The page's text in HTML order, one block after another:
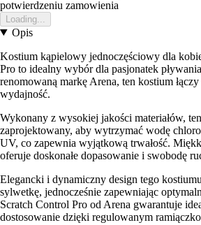
potwierdzeniu zamowienia
Loading...
Opis
Kostium kąpielowy jednoczęściowy dla
Pro to idealny wybór dla pasjonatek
renomowaną markę Arena, ten kostium
wydajność.
Wykonany z wysokiej jakości materiałów,
zaprojektowany, aby wytrzymać wodę
UV, co zapewnia wyjątkową trwałość.
oferuje doskonałe dopasowanie i swobodę
Elegancki i dynamiczny design tego
sylwetkę, jednocześnie zapewniając
Scratch Control Pro od Arena gwarantuje
dostosowanie dzięki regulowanym